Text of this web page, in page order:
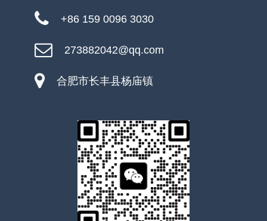
+86 159 0096 3030
273882042@qq.com
合肥市长丰县杨庙镇